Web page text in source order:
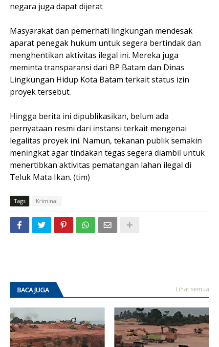
negara juga dapat dijerat
Masyarakat dan pemerhati lingkungan mendesak
aparat penegak hukum untuk segera bertindak dan
menghentikan aktivitas ilegal ini. Mereka juga
meminta transparansi dari BP Batam dan Dinas
Lingkungan Hidup Kota Batam terkait status izin
proyek tersebut.
Hingga berita ini dipublikasikan, belum ada
pernyataan resmi dari instansi terkait mengenai
legalitas proyek ini. Namun, tekanan publik semakin
meningkat agar tindakan tegas segera diambil untuk
menertibkan aktivitas pematangan lahan ilegal di
Teluk Mata Ikan. (tim)
Tags Kriminal
BACA JUGA Lihat semua